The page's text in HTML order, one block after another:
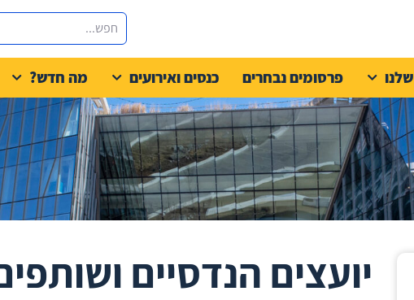
פרסומים נבחרים כנסים ואירועים מה חדש?
יועצים הנדסיים